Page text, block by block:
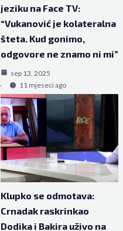
jeziku na Face TV:
“Vukanović je kolateralna
šteta. Kud gonimo,
odgovore ne znamo ni mi”
sep 13, 2025
11 mjeseci ago
Klupko se odmotava:
Crnadak raskrinkao
Dodika i Bakira uživo na